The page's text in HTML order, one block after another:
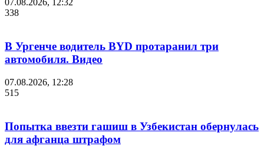
07.08.2026, 12:32
338
В Ургенче водитель BYD протаранил три
автомобиля. Видео
07.08.2026, 12:28
515
Попытка ввезти гашиш в Узбекистан обернулась
для афганца штрафом